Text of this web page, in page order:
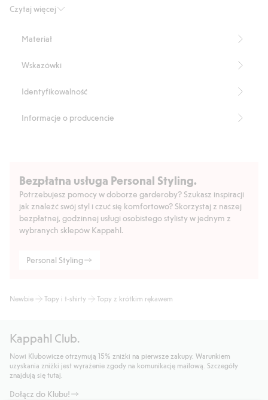
Czytaj więcej
otworach na ręce dla stylowego, zabawnego wyglądu. Idealny
Produkt zawiera 95% bawełny ekologicznej.
Organic cotton- GOTS
Materiał
Wskazówki
Identyfikowalność
Informacje o producencie
Bezpłatna usługa Personal Styling.
Potrzebujesz pomocy w doborze garderoby? Szukasz inspiracji
jak znaleźć swój styl i czuć się komfortowo? Skorzystaj z naszej
bezpłatnej, godzinnej usługi osobistego stylisty w jednym z
wybranych sklepów Kappahl.
Personal Styling
Newbie Topy i t-shirty Topy z krótkim rękawem
Kappahl Club.
Nowi Klubowicze otrzymują 15% zniżki na pierwsze zakupy. Warunkiem
uzyskania zniżki jest wyrażenie zgody na komunikację mailową. Szczegóły
znajdują się tutaj.
Dołącz do Klubu!